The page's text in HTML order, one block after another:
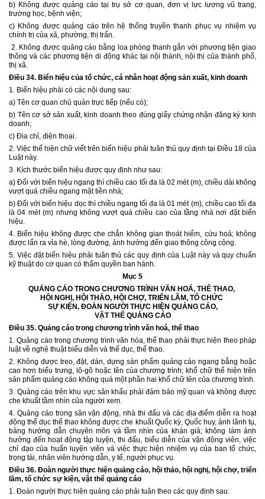
b) Không được quảng cáo tại trụ sở cơ quan, đơn vị lực lượng vũ trang,
trường học, bệnh viện;
c) Không được quảng cáo trên hệ thống truyền thanh phục vụ nhiệm vụ
chính trị của xã, phường, thị trấn.
2. Không được quảng cáo bằng loa phóng thanh gắn với phương tiện giao
thông và các phương tiện di động khác tại nội thành, nội thị của thành phố,
thị xã.
Điều 34. Biển hiệu của tổ chức, cá nhân hoạt động sản xuất, kinh doanh
1. Biển hiệu phải có các nội dung sau:
a) Tên cơ quan chủ quản trực tiếp (nếu có);
b) Tên cơ sở sản xuất, kinh doanh theo đúng giấy chứng nhận đăng ký kinh
doanh;
c) Địa chỉ, điện thoại.
2. Việc thể hiện chữ viết trên biển hiệu phải tuân thủ quy định tại Điều 18 của
Luật này.
3. Kích thước biển hiệu được quy định như sau:
a) Đối với biển hiệu ngang thì chiều cao tối đa là 02 mét (m), chiều dài không
vượt quá chiều ngang mặt tiền nhà;
b) Đối với biển hiệu dọc thì chiều ngang tối đa là 01 mét (m), chiều cao tối đa
là 04 mét (m) nhưng không vượt quá chiều cao của tầng nhà nơi đặt biển
hiệu.
4. Biển hiệu không được che chắn không gian thoát hiểm, cứu hoả; không
được lấn ra vỉa hè, lòng đường, ảnh hưởng đến giao thông công cộng.
5. Việc đặt biển hiệu phải tuân thủ các quy định của Luật này và quy chuẩn
kỹ thuật do cơ quan có thẩm quyền ban hành.
Mục 5
QUẢNG CÁO TRONG CHƯƠNG TRÌNH VĂN HOÁ, THỂ THAO,
HỘI NGHỊ, HỘI THẢO, HỘI CHỢ, TRIỂN LÃM, TỔ CHỨC
SỰ KIỆN, ĐOÀN NGƯỜI THỰC HIỆN QUẢNG CÁO,
VẬT THỂ QUẢNG CÁO
Điều 35. Quảng cáo trong chương trình văn hoá, thể thao
1. Quảng cáo trong chương trình văn hóa, thể thao phải thực hiện theo pháp
luật về nghệ thuật biểu diễn và thể dục, thể thao.
2. Không được treo, đặt, dán, dựng sản phẩm quảng cáo ngang bằng hoặc
cao hơn biểu trưng, lô-gô hoặc tên của chương trình; khổ chữ thể hiện trên
sản phẩm quảng cáo không quá một phần hai khổ chữ tên của chương trình.
3. Quảng cáo trên khu vực sân khấu phải đảm bảo mỹ quan và không được
che khuất tầm nhìn của người xem.
4. Quảng cáo trong sân vận động, nhà thi đấu và các địa điểm diễn ra hoạt
động thể dục thể thao không được che khuất Quốc kỳ, Quốc huy, ảnh lãnh tụ,
bảng hướng dẫn chuyên môn và tầm nhìn của khán giả; không làm ảnh
hưởng đến hoạt động tập luyện, thi đấu, biểu diễn của vận động viên, việc
chỉ đạo của huấn luyện viên và việc thực hiện nhiệm vụ của ban tổ chức,
trọng tài, nhân viên hướng dẫn, y tế, người phục vụ.
Điều 36. Đoàn người thực hiện quảng cáo, hội thảo, hội nghị, hội chợ, triển
lãm, tổ chức sự kiện, vật thể quảng cáo
1. Đoàn người thực hiện quảng cáo phải tuân theo các quy định sau: